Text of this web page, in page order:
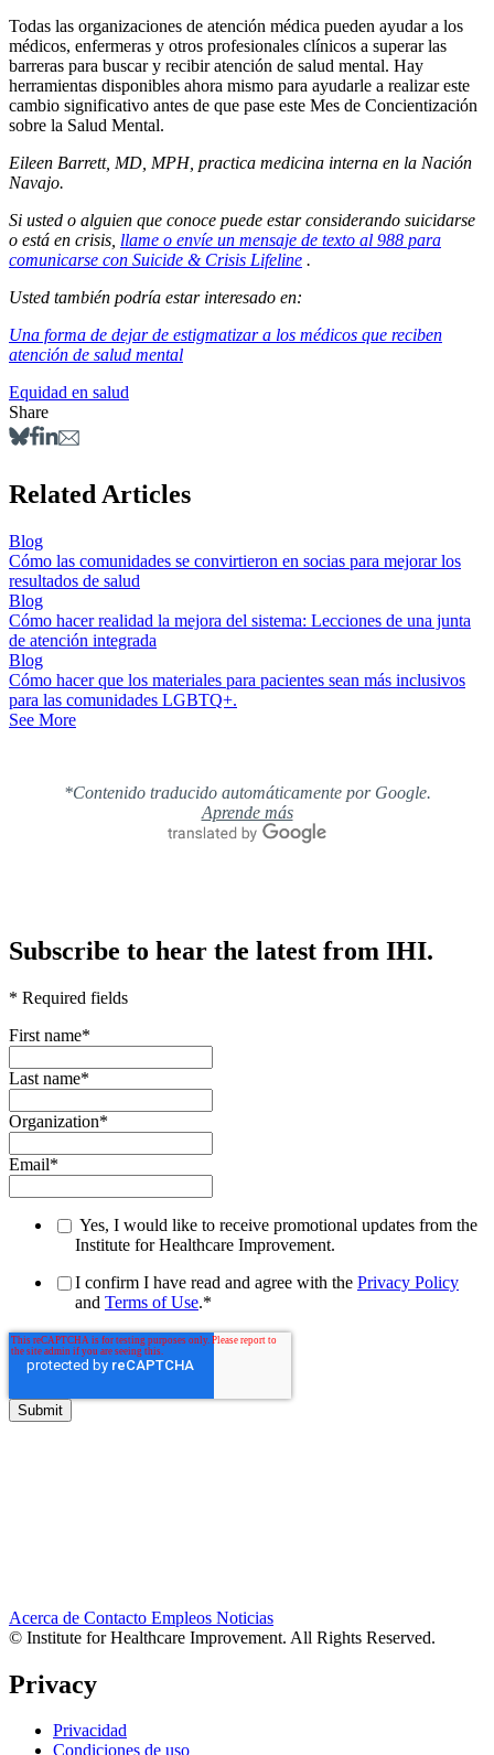
Todas las organizaciones de atención médica pueden ayudar a los
médicos, enfermeras y otros profesionales clínicos a superar las
barreras para buscar y recibir atención de salud mental. Hay
herramientas disponibles ahora mismo para ayudarle a realizar este
cambio significativo antes de que pase este Mes de Concientización
sobre la Salud Mental.
Eileen Barrett, MD, MPH, practica medicina interna en la Nación
Navajo.
Si usted o alguien que conoce puede estar considerando suicidarse
o está en crisis, llame o envíe un mensaje de texto al 988 para
comunicarse con Suicide & Crisis Lifeline .
Usted también podría estar interesado en:
Una forma de dejar de estigmatizar a los médicos que reciben
atención de salud mental
Equidad en salud
Share
Related Articles
Blog
Cómo las comunidades se convirtieron en socias para mejorar los
resultados de salud
Blog
Cómo hacer realidad la mejora del sistema: Lecciones de una junta
de atención integrada
Blog
Cómo hacer que los materiales para pacientes sean más inclusivos
para las comunidades LGBTQ+.
See More
*Contenido traducido automáticamente por Google.
Aprende más
Subscribe to hear the latest from IHI.
* Required fields
First name*
Last name*
Organization*
Email*
Yes, I would like to receive promotional updates from the
Institute for Healthcare Improvement.
I confirm I have read and agree with the Privacy Policy
and Terms of Use.*
Acerca de Contacto Empleos Noticias
© Institute for Healthcare Improvement. All Rights Reserved.
Privacy
Privacidad
Condiciones de uso